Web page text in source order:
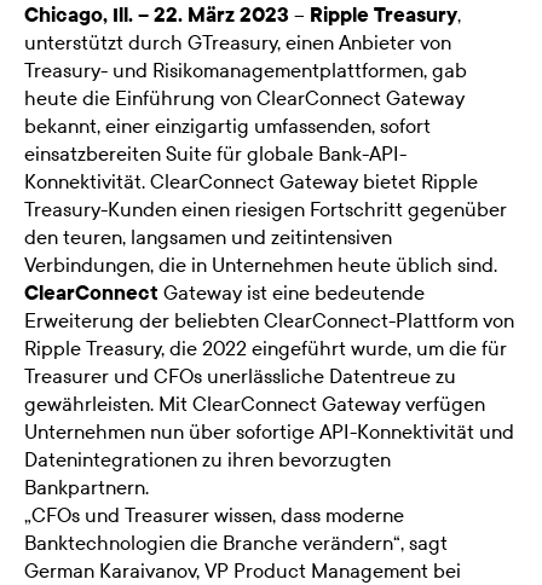
Chicago, Ill. – 22. März 2023 – Ripple Treasury,
unterstützt durch GTreasury, einen Anbieter von
Treasury- und Risikomanagementplattformen, gab
heute die Einführung von ClearConnect Gateway
bekannt, einer einzigartig umfassenden, sofort
einsatzbereiten Suite für globale Bank-API-
Konnektivität. ClearConnect Gateway bietet Ripple
Treasury-Kunden einen riesigen Fortschritt gegenüber
den teuren, langsamen und zeitintensiven
Verbindungen, die in Unternehmen heute üblich sind.
ClearConnect Gateway ist eine bedeutende
Erweiterung der beliebten ClearConnect-Plattform von
Ripple Treasury, die 2022 eingeführt wurde, um die für
Treasurer und CFOs unerlässliche Datentreue zu
gewährleisten. Mit ClearConnect Gateway verfügen
Unternehmen nun über sofortige API-Konnektivität und
Datenintegrationen zu ihren bevorzugten
Bankpartnern.
„CFOs und Treasurer wissen, dass moderne
Banktechnologien die Branche verändern“, sagt
German Karaivanov, VP Product Management bei